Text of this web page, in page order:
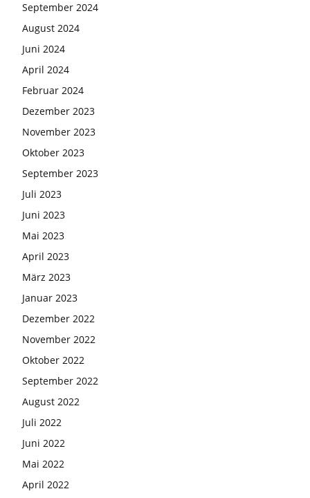
September 2024
August 2024
Juni 2024
April 2024
Februar 2024
Dezember 2023
November 2023
Oktober 2023
September 2023
Juli 2023
Juni 2023
Mai 2023
April 2023
März 2023
Januar 2023
Dezember 2022
November 2022
Oktober 2022
September 2022
August 2022
Juli 2022
Juni 2022
Mai 2022
April 2022